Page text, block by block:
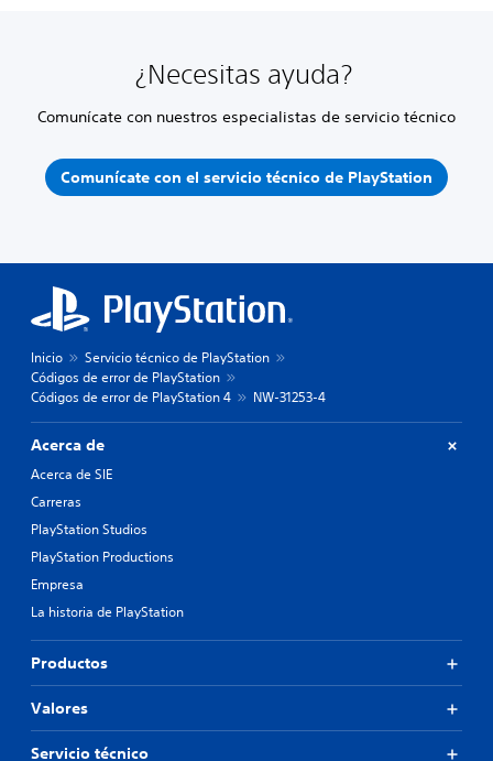
¿Necesitas ayuda?
Comunícate con nuestros especialistas de servicio técnico
Comunícate con el servicio técnico de PlayStation
Inicio
Servicio técnico de PlayStation
Códigos de error de PlayStation
Códigos de error de PlayStation 4
NW-31253-4
Acerca de
Acerca de SIE
Carreras
PlayStation Studios
PlayStation Productions
Empresa
La historia de PlayStation
Productos
Valores
Servicio técnico